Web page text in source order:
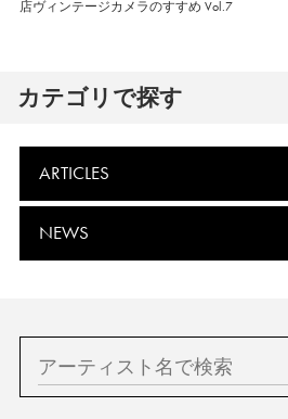
店ヴィンテージカメラのすすめ Vol.7
カテゴリで探す
ARTICLES
NEWS